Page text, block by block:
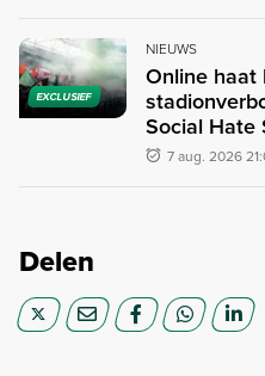
EXCLUSIEF
NIEUWS
Online haat
Social Hate
7 aug. 2026
Delen